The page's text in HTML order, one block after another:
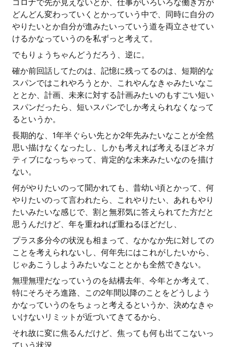
コロナで先が見えないとか、仕事がいろいろな働き方が
どんどん変わっていくとかっていう中で、同時に自分の
やりたいとか自分が進みたいっていう道を両立させてい
けるかなっていうのを私ずっと考えて。
でもりょうちゃんどうだろう、逆に。
確か前回話してたのは、記憶に残ってるのは、短期的な
スパンではこれやろうとか、これやんなきゃみたいなこ
ととか、計画、未来に対する計画みたいのもすごい短い
スパンだったら、短いスパンでしか考えられなくなって
るというか。
長期的な、1年半ぐらい先とか2年先みたいなことが全然
思い描けなくなったし、しかも考えれば考えるほどネガ
ティブになっちゃって、肯定的な未来みたいなのを描け
ない。
何がやりたいのって聞かれても、昔幼い頃とかって、何
やりたいのって言われたら、これやりたい、あれもやり
たいみたいな感じで、割と無邪気に答えられてた方だと
思うんだけど、年を重ねれば重ねるほどだし、
プラス多分今の状況も相まって、なかなか先に対しての
ことを考えられないし、何年先にはこれがしたいから、
じゃあこうしようみたいなこととかも全然できない。
無理無理だなっていうのを結構去年、今年とか考えて、
特にそろそろ進路、この2年間以降のことをどうしよう
かなっていうのをちょっと考えるというか、決めなきゃ
いけないリミットが近づいてきてるから、
それ故に変に焦るんだけど、焦っても何も出てこないっ